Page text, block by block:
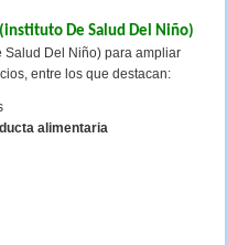
De Salud Del Niño)
Salud Del Niño) para ampliar
entre los que destacan:
alimentaria